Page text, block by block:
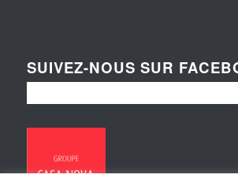
SUIVEZ-NOUS SUR